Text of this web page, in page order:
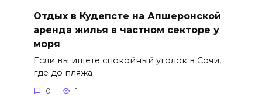
Отдых в Кудепсте на Апшеронской
аренда жилья в частном секторе у
моря
Если вы ищете спокойный уголок в Сочи,
где до пляжа
0 1